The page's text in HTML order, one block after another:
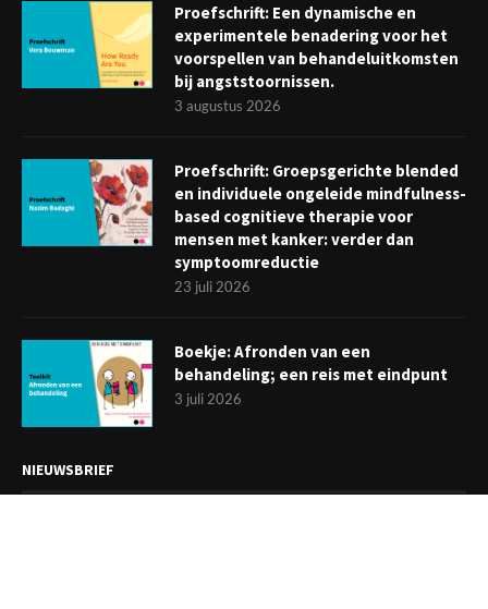
Proefschrift: Een dynamische en
experimentele benadering voor het
voorspellen van behandeluitkomsten
bij angststoornissen.
3 augustus 2026
Proefschrift: Groepsgerichte blended
en individuele ongeleide mindfulness-
based cognitieve therapie voor
mensen met kanker: verder dan
symptoomreductie
23 juli 2026
Boekje: Afronden van een
behandeling; een reis met eindpunt
3 juli 2026
NIEUWSBRIEF